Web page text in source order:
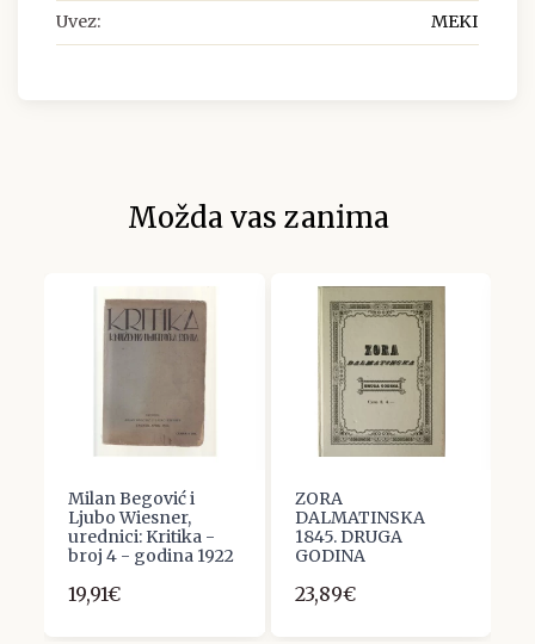
Uvez: MEKI
Možda vas zanima
Milan Begović i
Ljubo Wiesner,
urednici: Kritika -
broj 4 - godina 1922
19,91€
ZORA
DALMATINSKA
1845. DRUGA
GODINA
23,89€